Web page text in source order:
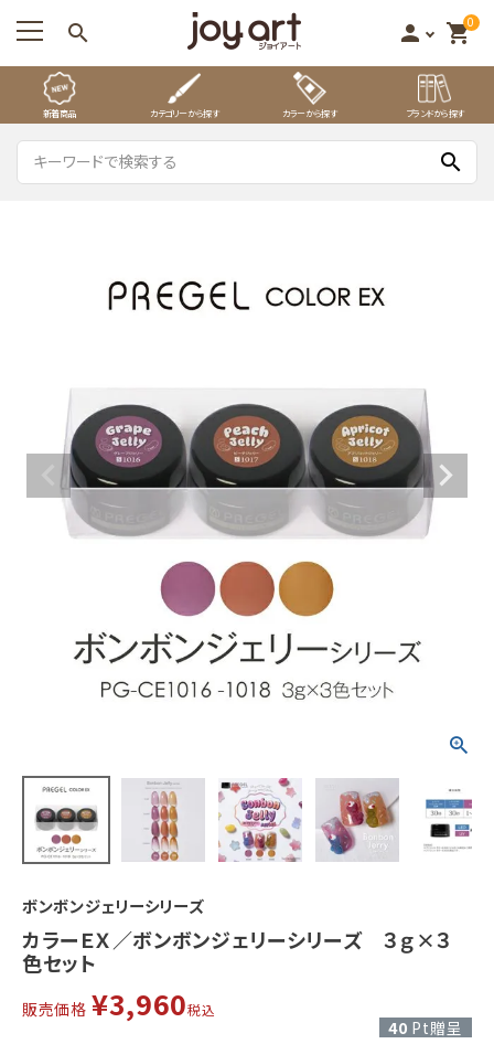
search person 0
shopping_cart
新着商品 カテゴリーから探す カラーから探す ブランドから探す
search
ボンボンジェリーシリーズ
カラーＥＸ／ボンボンジェリーシリーズ ３ｇ×３
色セット
販売価格 ¥3,960税込
40 Pt贈呈